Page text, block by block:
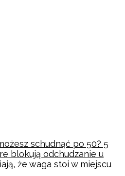
schudnąć po 50? 5
blokują odchudzanie u
że waga stoi w miejscu